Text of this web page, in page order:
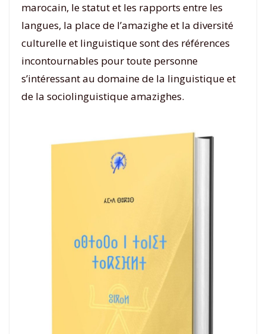
marocain, le statut et les rapports entre les
langues, la place de l’amazighe et la diversité
culturelle et linguistique sont des références
incontournables pour toute personne
s’intéressant au domaine de la linguistique et
de la sociolinguistique amazighes.